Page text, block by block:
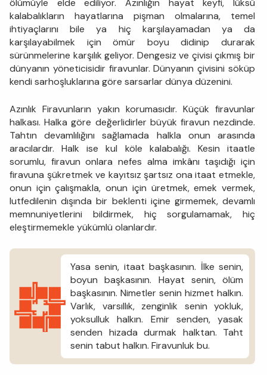
ölümüyle elde ediliyor. Azınlığın hayat keyfi, lüksü
kalabalıkların hayatlarına pişman olmalarına, temel
ihtiyaçlarını bile ya hiç karşılayamadan ya da
karşılayabilmek için ömür boyu didinip durarak
sürünmelerine karşılık geliyor. Dengesiz ve çivisi çıkmış bir
dünyanın yöneticisidir firavunlar. Dünyanın çivisini söküp
kendi sarhoşluklarına göre sarsarlar dünya düzenini.
Azınlık Firavunların yakın korumasıdır. Küçük firavunlar
halkası. Halka göre değerlidirler büyük firavun nezdinde.
Tahtın devamlılığını sağlamada halkla onun arasında
aracılardır. Halk ise kul köle kalabalığı. Kesin itaatle
sorumlu, firavun onlara nefes alma imkânı taşıdığı için
firavuna şükretmek ve kayıtsız şartsız ona itaat etmekle,
onun için çalışmakla, onun için üretmek, emek vermek,
lutfedilenin dışında bir beklenti içine girmemek, devamlı
memnuniyetlerini bildirmek, hiç sorgulamamak, hiç
eleştirmemekle yükümlü olanlardır.
Yasa senin, itaat başkasının. İlke senin,
boyun başkasının. Hayat senin, ölüm
başkasının. Nimetler senin hizmet halkın.
Varlık, varsıllık, zenginlik senin yokluk,
yoksulluk halkın. Emir senden, yasak
senden hizada durmak halktan. Taht
senin tabut halkın. Firavunluk bu.